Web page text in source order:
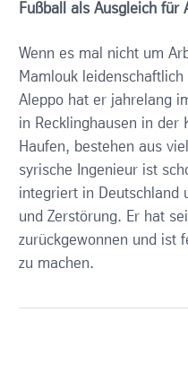
Fußball als Ausgleich für
Wenn es mal nicht um
Mamlouk
Aleppo hat er jahrelang
in Recklinghausen in der
Haufen, bestehen aus
syrische Ingenieur ist
integriert in Deutschland
und Zerstörung. Er hat
zurückgewonnen und ist
zu machen.